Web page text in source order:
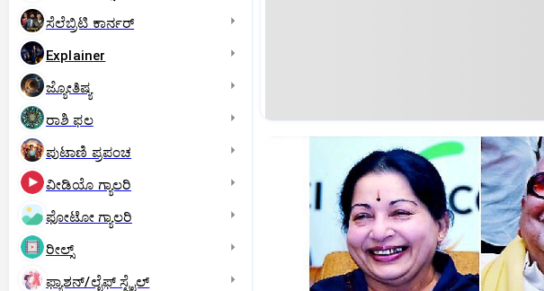
ಸೆಲೆಬ್ರಿಟಿ ಕಾರ್ನರ್‌
Explainer
ಜ್ಯೋತಿಷ್ಯ
ರಾಶಿ ಫಲ
ಪುಟಾಣಿ ಪ್ರಪಂಚ
ವೀಡಿಯೊ ಗ್ಯಾಲರಿ
ಫೋಟೋ ಗ್ಯಾಲರಿ
ರೀಲ್ಸ್
ಫ್ಯಾಶನ್/ಲೈಫ್‌ ಸ್ಟೈಲ್